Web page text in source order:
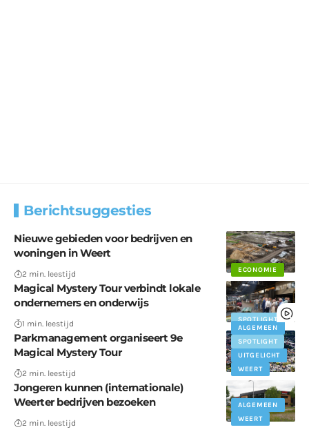
Berichtsuggesties
ECONOMIE
Nieuwe gebieden voor bedrijven en
woningen in Weert
2 min. leestijd
SPOTLIGHT
Magical Mystery Tour verbindt lokale
ondernemers en onderwijs
1 min. leestijd
ALGEMEEN
SPOTLIGHT
UITGELICHT
WEERT
Parkmanagement organiseert 9e
Magical Mystery Tour
2 min. leestijd
ALGEMEEN
WEERT
Jongeren kunnen (internationale)
Weerter bedrijven bezoeken
2 min. leestijd